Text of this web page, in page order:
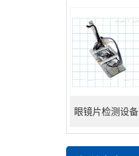
眼镜片检测设备